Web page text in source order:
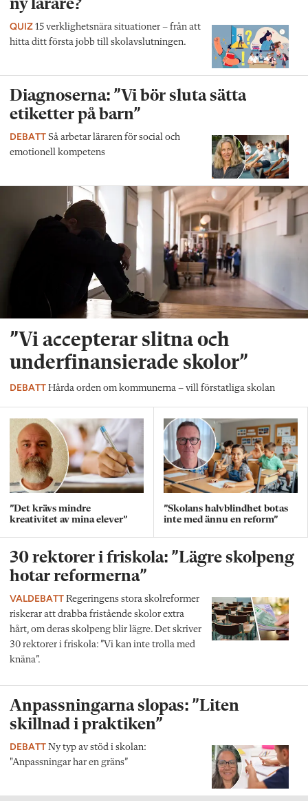
ny lärare?
QUIZ 15 verklighetsnära situationer – från att
hitta ditt första jobb till skolavslutningen.
Diagnoserna: ”Vi bör sluta sätta
etiketter på barn”
DEBATT Så arbetar läraren för social och
emotionell kompetens
”Vi accepterar slitna och
underfinansierade skolor”
DEBATT Hårda orden om kommunerna – vill förstatliga skolan
”Det krävs mindre
kreativitet av mina elever”
”Skolans halvblindhet botas
inte med ännu en reform”
30 rektorer i friskola: ”Lägre skolpeng
hotar reformerna”
VALDEBATT Regeringens stora skolreformer
riskerar att drabba fristående skolor extra
hårt, om deras skolpeng blir lägre. Det skriver
30 rektorer i friskola: ”Vi kan inte trolla med
knäna”.
Anpassningarna slopas: ”Liten
skillnad i praktiken”
DEBATT Ny typ av stöd i skolan:
"Anpassningar har en gräns”